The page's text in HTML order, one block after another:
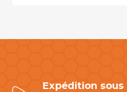
-Racloir pour planches
Expédition